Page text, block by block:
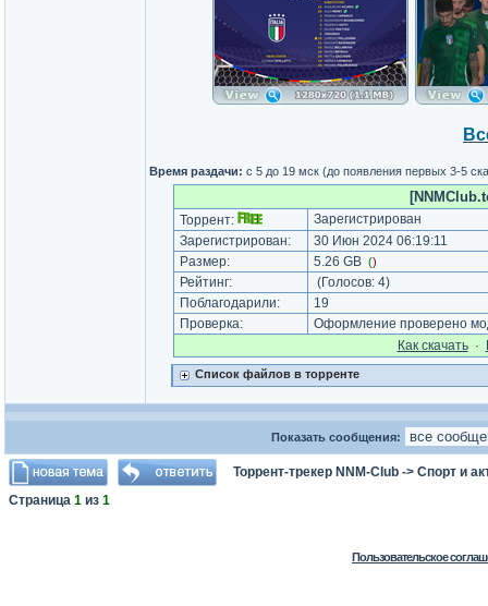
Время раздачи: с 5 до 19 мск (до появления первых 3-5
Торрент:
Зарегистрирован
Зарегистрирован:
30 Июн 2024 06:19:11
Размер:
5.26 GB ()
Рейтинг: (Голосов: 4)
Поблагодарили:
19
Проверка:
Оформление проверено
Как cкачать·
Список файлов в торренте
Показать сообщения:
Торрент-трекер NNM-Club -> Спорт и
Страница 1 из 1
Пользовательское